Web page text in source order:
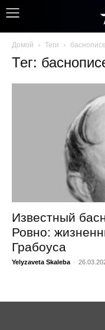
Домой Теги
Тег:
Известный
Ровно:
Грабоуса
Yelyzaveta Skaleba -